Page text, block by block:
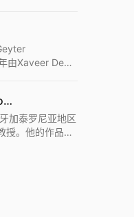
础，以上海性
点，以建筑为
社会学进步。
Architizer
Firm，2020 IF
由Xaveer De
业团队和国际
·凡·德罗奖、
项。XDGA主张
托尼·希罗内斯｜Toni Gironès
加泰罗尼亚地区
授。他的作品深